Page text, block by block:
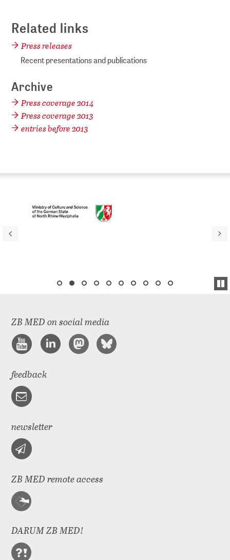
Related links
Press releases
Recent presentations and publications
Archive
Press coverage 2014
Press coverage 2013
entries before 2013
ZB MED on social media
feedback
newsletter
ZB MED remote access
DARUM ZB MED!